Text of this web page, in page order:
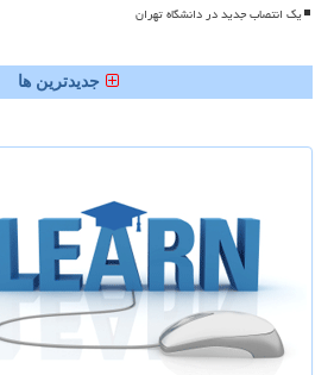
یک انتصاب جدید در دانشگاه تهران
جدیدترین ها